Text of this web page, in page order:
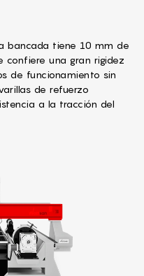
bancada tiene 10 mm de
confiere una gran rigidez
de funcionamiento sin
de refuerzo
a la tracción del